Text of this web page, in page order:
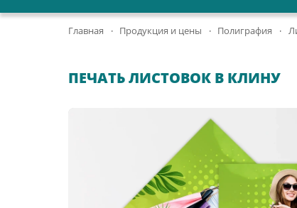
Главная Продукция и цены Полиграфия
ПЕЧАТЬ ЛИСТОВОК В КЛИНУ